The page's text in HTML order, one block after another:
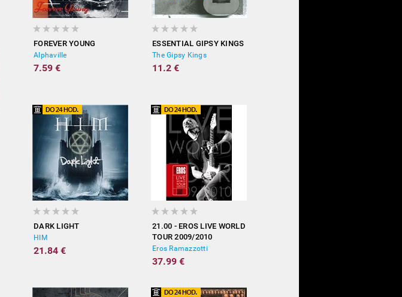
FOREVER YOUNG
Alphaville
7.59 €
ESSENTIAL GIPSY KINGS
The Gipsy Kings
11.2 €
DARK LIGHT
HIM
21.84 €
21.00 - EROS LIVE WORLD
TOUR 2009/2010
Eros Ramazzotti
37.99 €